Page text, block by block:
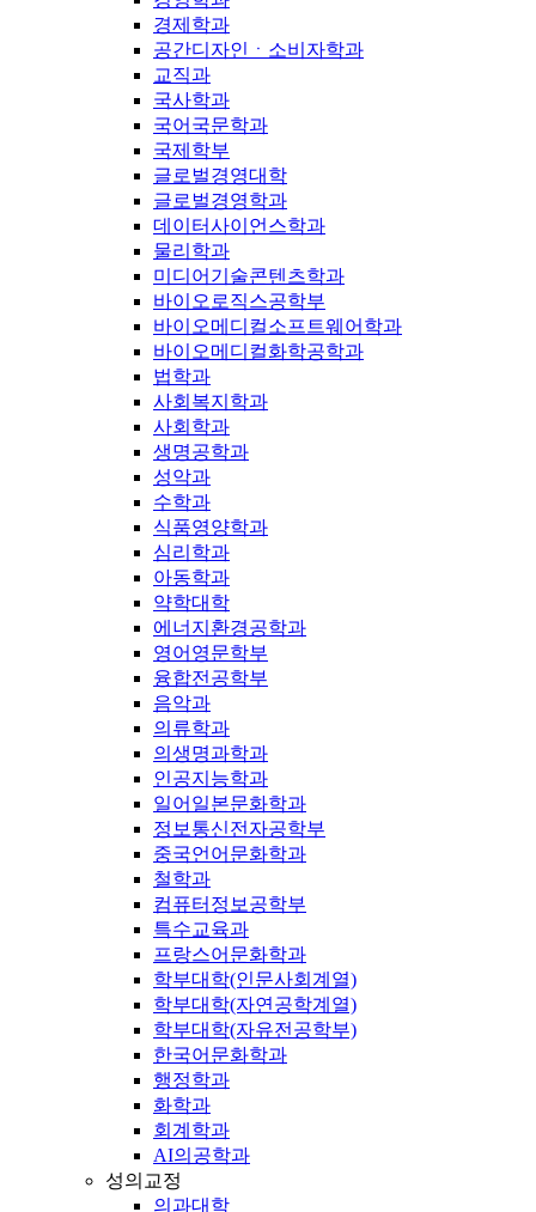
경제학과
공간디자인ㆍ소비자학과
교직과
국사학과
국어국문학과
국제학부
글로벌경영대학
글로벌경영학과
데이터사이언스학과
물리학과
미디어기술콘텐츠학과
바이오로직스공학부
바이오메디컬소프트웨어학과
바이오메디컬화학공학과
법학과
사회복지학과
사회학과
생명공학과
성악과
수학과
식품영양학과
심리학과
아동학과
약학대학
에너지환경공학과
영어영문학부
융합전공학부
음악과
의류학과
의생명과학과
인공지능학과
일어일본문화학과
정보통신전자공학부
중국언어문화학과
철학과
컴퓨터정보공학부
특수교육과
프랑스어문화학과
학부대학(인문사회계열)
학부대학(자연공학계열)
학부대학(자유전공학부)
한국어문화학과
행정학과
화학과
회계학과
AI의공학과
성의교정
의과대학